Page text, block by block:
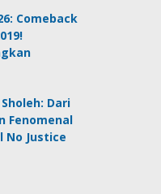
Comeback
Dari
Fenomenal
No Justice